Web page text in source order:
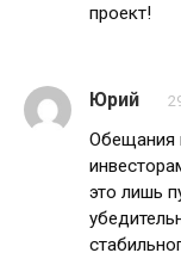
проект!
Юрий
Обещания
это лишь